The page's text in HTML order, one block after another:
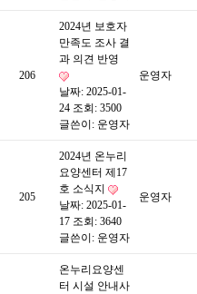
206
2024년 보호자
만족도 조사 결
과 의견 반영
날짜: 2025-01-
24 조회: 3500
글쓴이: 운영자
운영자
205
2024년 온누리
요양센터 제17
호 소식지
날짜: 2025-01-
17 조회: 3640
글쓴이: 운영자
운영자
온누리요양센
터 시설 안내사